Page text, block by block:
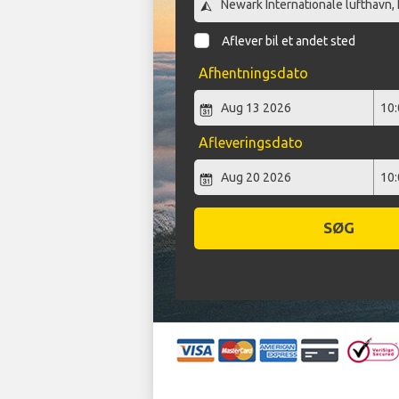
Aflever bil et andet sted
Afhentningsdato
Afleveringsdato
SØG